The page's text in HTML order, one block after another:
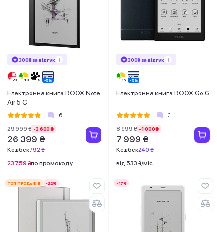
300₴ за відгук
Електронна книга BOOX Note
Air 5 C
6
29 999 ₴ -3 600 ₴
26 399 ₴
Кешбек792 ₴
23 759 ₴по промокоду
300₴ за відгук
Електронна книга BOOX Go 6
3
8 999 ₴ -1 000 ₴
7 999 ₴
Кешбек240 ₴
від 533 ₴/міс
ТОП ПРОДАЖІВ -22% -17%